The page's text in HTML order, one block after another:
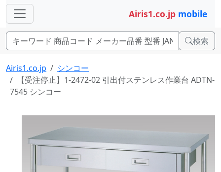
Airis1.co.jp mobile
検索
Airis1.co.jp
シンコー
【受注停止】1-2472-02 引出付ステンレス作業台 ADTN-
7545 シンコー